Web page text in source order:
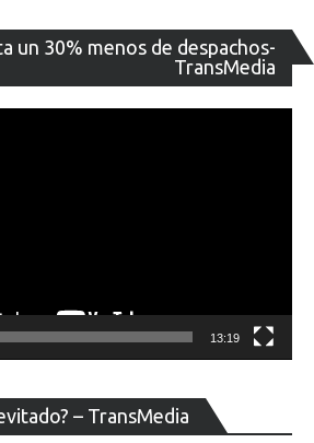
un 30% menos de despachos-
TransMedia
de
13:19
– TransMedia
de